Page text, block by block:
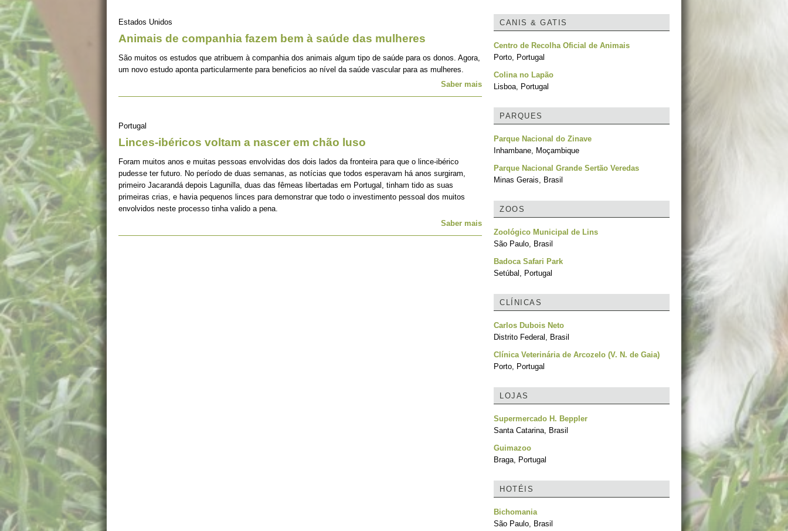
Estados Unidos
Animais de companhia fazem bem à saúde das mulheres
São muitos os estudos que atribuem à companhia dos animais algum tipo de saúde para os donos. Agora,
um novo estudo aponta particularmente para beneficios ao nível da saúde vascular para as mulheres.
Saber mais
Portugal
Linces-ibéricos voltam a nascer em chão luso
Foram muitos anos e muitas pessoas envolvidas dos dois lados da fronteira para que o lince-ibérico
pudesse ter futuro. No período de duas semanas, as notícias que todos esperavam há anos surgiram,
primeiro Jacarandá depois Lagunilla, duas das fêmeas libertadas em Portugal, tinham tido as suas
primeiras crias, e havia pequenos linces para demonstrar que todo o investimento pessoal dos muitos
envolvidos neste processo tinha valido a pena.
Saber mais
CANIS & GATIS
Centro de Recolha Oficial de Animais
Porto, Portugal
Colina no Lapão
Lisboa, Portugal
PARQUES
Parque Nacional do Zinave
Inhambane, Moçambique
Parque Nacional Grande Sertão Veredas
Minas Gerais, Brasil
ZOOS
Zoológico Municipal de Lins
São Paulo, Brasil
Badoca Safari Park
Setúbal, Portugal
CLÍNICAS
Carlos Dubois Neto
Distrito Federal, Brasil
Clínica Veterinária de Arcozelo (V. N. de Gaia)
Porto, Portugal
LOJAS
Supermercado H. Beppler
Santa Catarina, Brasil
Guimazoo
Braga, Portugal
HOTÉIS
Bichomania
São Paulo, Brasil